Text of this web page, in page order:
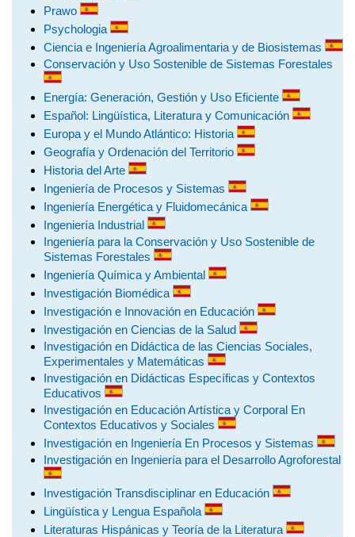
Prawo
Psychologia
Ciencia e Ingeniería Agroalimentaria y de Biosistemas
Conservación y Uso Sostenible de Sistemas Forestales
Energía: Generación, Gestión y Uso Eficiente
Español: Lingüística, Literatura y Comunicación
Europa y el Mundo Atlántico: Historia
Geografía y Ordenación del Territorio
Historia del Arte
Ingeniería de Procesos y Sistemas
Ingeniería Energética y Fluidomecánica
Ingeniería Industrial
Ingeniería para la Conservación y Uso Sostenible de
Sistemas Forestales
Ingeniería Química y Ambiental
Investigación Biomédica
Investigación e Innovación en Educación
Investigación en Ciencias de la Salud
Investigación en Didáctica de las Ciencias Sociales,
Experimentales y Matemáticas
Investigación en Didácticas Específicas y Contextos
Educativos
Investigación en Educación Artística y Corporal En
Contextos Educativos y Sociales
Investigación en Ingeniería En Procesos y Sistemas
Investigación en Ingeniería para el Desarrollo Agroforestal
Investigación Transdisciplinar en Educación
Lingüística y Lengua Española
Literaturas Hispánicas y Teoría de la Literatura